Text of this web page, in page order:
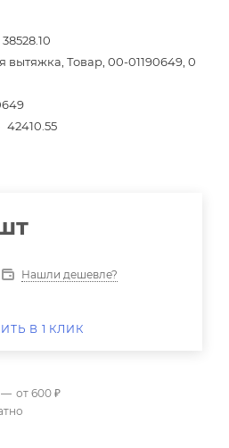
38528.10
вытяжка, Товар, 00-01190649, 0
42410.55
Нашли дешевле?
В 1 КЛИК
— от 600 ₽